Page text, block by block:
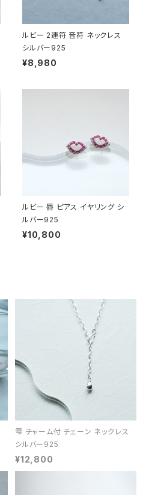
ルビー 2連符 音符 ネックレス
シルバー925
¥8,980
ルビー 唇 ピアス イヤリング シ
ルバー925
¥10,800
雫 チャーム付 チェーン ネックレス
シルバー925
¥12,800